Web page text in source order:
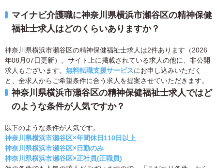
マイナビ介護職に神奈川県横浜市瀬谷区の精神保健
福祉士求人はどのくらいありますか？
神奈川県横浜市瀬谷区の精神保健福祉士求人は2件あります（2026
年08月07日更新）。サイト上に掲載されている求人の他に、非公開
求人もございます。 無料転職支援サービスにお申し込みいただく
と、全求人からご希望条件に合う求人を提案させていただきます。
神奈川県横浜市瀬谷区の精神保健福祉士求人ではど
のような条件が人気ですか？
以下のような条件が人気です。
神奈川県横浜市瀬谷区×年間休日110日以上
神奈川県横浜市瀬谷区×日勤のみ
神奈川県横浜市瀬谷区×正社員(正職員)